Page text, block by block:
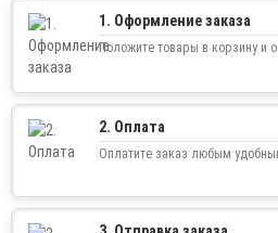
1. Оформление заказа
Положите товары в корзину и
2. Оплата
Оплатите заказ любым